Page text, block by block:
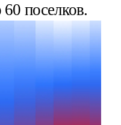
поселков.